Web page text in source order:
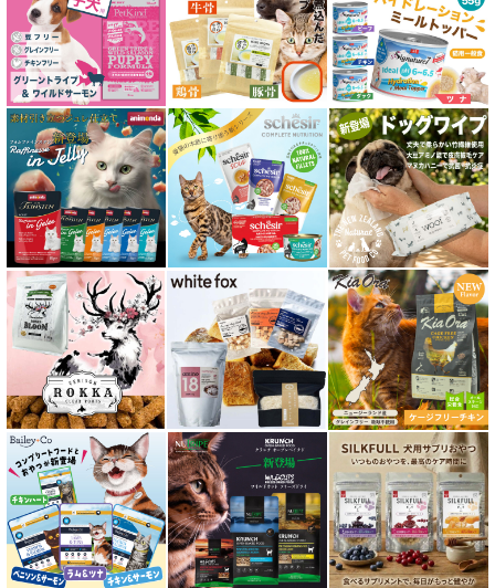
食物アレルギー対応キャットフード
腎臓ケア対応キャットフード
関節サポート対応 フード for CAT
糖尿ケア対応 フード for CAT
肥満ケア対応 フード for CAT
泌尿器ケア対応 フード for CAT
胃腸ケア対応 フード for CAT
口腔内・喉ケア対応商品 猫用
食欲サポート対応キャットフード